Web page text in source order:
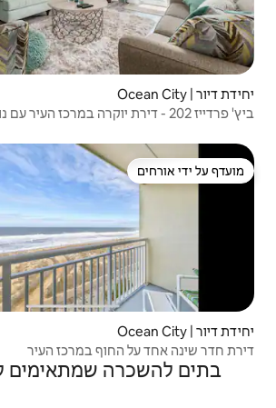
דירוג ממוצע של 4.91 מתוך 5, 192 ביקורות
4.91 (192)
דירוג ממוצע של 4.9 מתוך 5, 130 ביקורות
4.9 (130)
העיר
למשפחות